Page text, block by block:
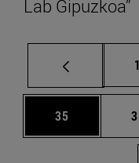
Lab Gipuzkoa”
1
Página
35